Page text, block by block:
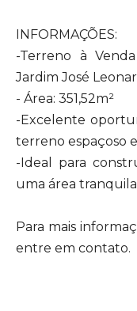
INFORMAÇÕES:
-Terreno à
Jardim José
- Área: 351,52m²
-Excelente
terreno espaçoso
-Ideal para
uma área tranquila
Para mais
entre em contato.